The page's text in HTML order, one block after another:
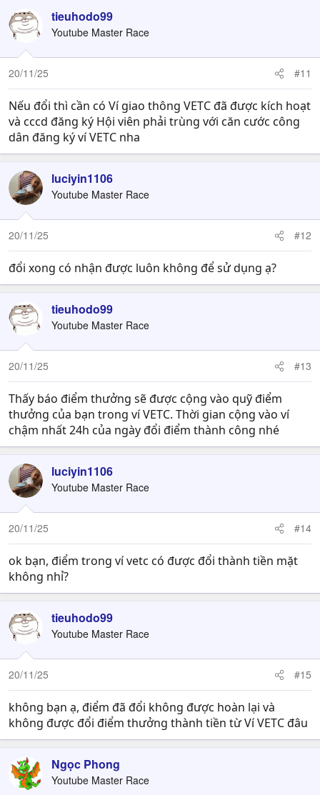
tieuhodo99
Youtube Master Race
20/11/25 #11
Nếu đổi thì cần có Ví giao thông VETC đã được kích hoạt
và cccd đăng ký Hội viên phải trùng với căn cước công
dân đăng ký ví VETC nha
luciyin1106
Youtube Master Race
20/11/25 #12
đổi xong có nhận được luôn không để sử dụng ạ?
tieuhodo99
Youtube Master Race
20/11/25 #13
Thấy báo điểm thưởng sẽ được cộng vào quỹ điểm
thưởng của bạn trong ví VETC. Thời gian cộng vào ví
chậm nhất 24h của ngày đổi điểm thành công nhé
luciyin1106
Youtube Master Race
20/11/25 #14
ok bạn, điểm trong ví vetc có được đổi thành tiền mặt
không nhỉ?
tieuhodo99
Youtube Master Race
20/11/25 #15
không bạn ạ, điểm đã đổi không được hoàn lại và
không được đổi điểm thưởng thành tiền từ Ví VETC đâu
Ngọc Phong
Youtube Master Race